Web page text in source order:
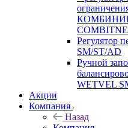
Регулятор
SM/ST/AD
Ручной
WETVEL
Акции
Компания
Назад